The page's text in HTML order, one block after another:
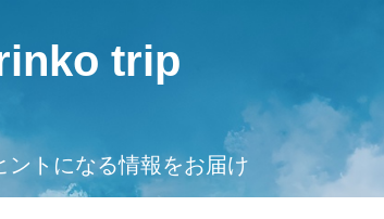
trip
ントになる情報をお届け